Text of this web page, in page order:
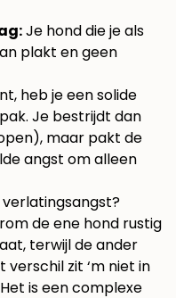
Je hond die je als
plakt en geen
heb je een solide
Je bestrijdt dan
maar pakt de
angst om alleen
de ene hond rustig
terwijl de ander
zit ‘m niet in
Het is een complexe